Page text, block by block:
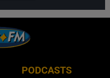
PODCASTS